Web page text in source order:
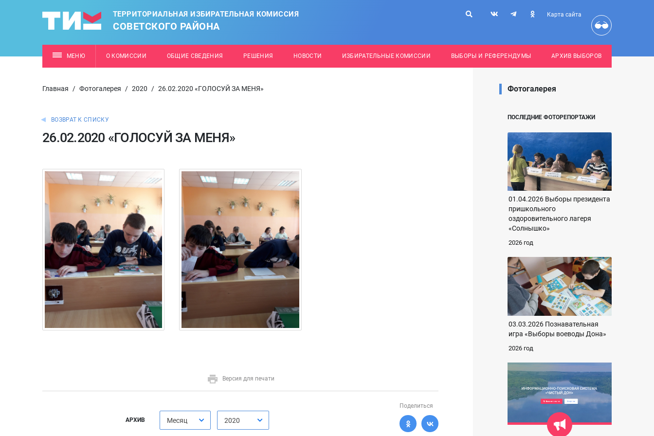
ТЕРРИТОРИАЛЬНАЯ ИЗБИРАТЕЛЬНАЯ КОМИССИЯ
СОВЕТСКОГО РАЙОНА
Карта сайта
МЕНЮ О КОМИССИИ ОБЩИЕ СВЕДЕНИЯ РЕШЕНИЯ НОВОСТИ ИЗБИРАТЕЛЬНЫЕ КОМИССИИ ВЫБОРЫ И РЕФЕРЕНДУМЫ АРХИВ ВЫБОРОВ
Главная / Фотогалерея / 2020 / 26.02.2020 «ГОЛОСУЙ ЗА МЕНЯ»
ВОЗВРАТ К СПИСКУ
26.02.2020 «ГОЛОСУЙ ЗА МЕНЯ»
Версия для печати
АРХИВ Месяц 2020
Поделиться
Фотогалерея
ПОСЛЕДНИЕ ФОТОРЕПОРТАЖИ
01.04.2026 Выборы президента
пришкольного
оздоровительного лагеря
«Солнышко»
2026 год
03.03.2026 Познавательная
игра «Выборы воеводы Дона»
2026 год